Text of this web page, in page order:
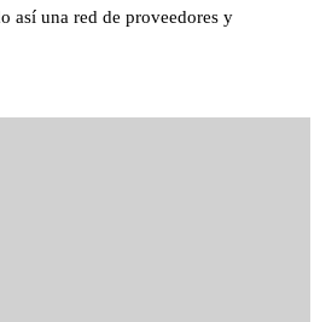
así una red de proveedores y